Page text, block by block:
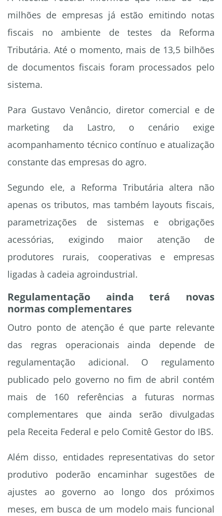
milhões de empresas já estão emitindo notas
fiscais no ambiente de testes da Reforma
Tributária. Até o momento, mais de 13,5 bilhões
de documentos fiscais foram processados pelo
sistema.
Para Gustavo Venâncio, diretor comercial e de
marketing da Lastro, o cenário exige
acompanhamento técnico contínuo e atualização
constante das empresas do agro.
Segundo ele, a Reforma Tributária altera não
apenas os tributos, mas também layouts fiscais,
parametrizações de sistemas e obrigações
acessórias, exigindo maior atenção de
produtores rurais, cooperativas e empresas
ligadas à cadeia agroindustrial.
Regulamentação ainda terá novas
normas complementares
Outro ponto de atenção é que parte relevante
das regras operacionais ainda depende de
regulamentação adicional. O regulamento
publicado pelo governo no fim de abril contém
mais de 160 referências a futuras normas
complementares que ainda serão divulgadas
pela Receita Federal e pelo Comitê Gestor do IBS.
Além disso, entidades representativas do setor
produtivo poderão encaminhar sugestões de
ajustes ao governo ao longo dos próximos
meses, em busca de um modelo mais funcional